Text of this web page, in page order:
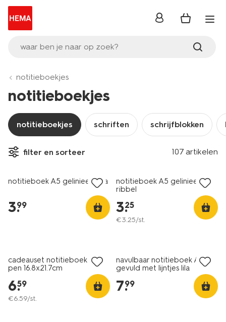
waar ben je naar op zoek?
inloggen
notitieboekjes
notitieboekjes
notitieboekjes schriften schrijfblokken
filter en sorteer 107 artikelen
notitieboek A5 gelinieerd lila
3.
99
notitieboek A5 gelinieerd
ribbel
3.
25
€3.25/st.
cadeauset notitieboek en
pen 16.8x21.7cm
6.
59
€6.59/st.
navulbaar notitieboek A5
gevuld met lijntjes lila
7.
99